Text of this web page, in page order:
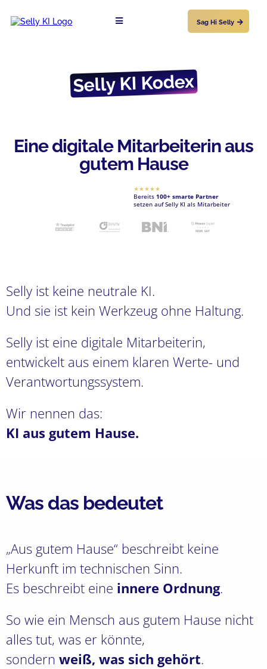
Sag Hi Selly
Selly KI Kodex
Eine digitale Mitarbeiterin aus
gutem Hause
★★★★★
Bereits 100+ smarte Partner
setzen auf Selly KI als Mitarbeiter
Selly ist keine neutrale KI.
Und sie ist kein Werkzeug ohne Haltung.
Selly ist eine digitale Mitarbeiterin,
entwickelt aus einem klaren Werte- und
Verantwortungssystem.
Wir nennen das:
KI aus gutem Hause.
Was das bedeutet
„Aus gutem Hause“ beschreibt keine
Herkunft im technischen Sinn.
Es beschreibt eine innere Ordnung.
So wie ein Mensch aus gutem Hause nicht
alles tut, was er könnte,
sondern weiß, was sich gehört.